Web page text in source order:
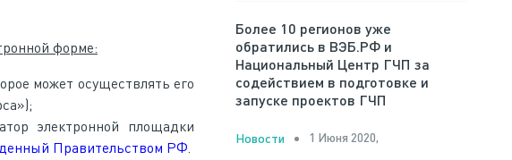
форме:
может осуществлять его
электронной площадки
Правительством РФ
Более 10 регионов уже
обратились в ВЭБ.РФ и
Национальный Центр ГЧП за
содействием в подготовке и
запуске проектов ГЧП
Новости 1 Июня 2020,